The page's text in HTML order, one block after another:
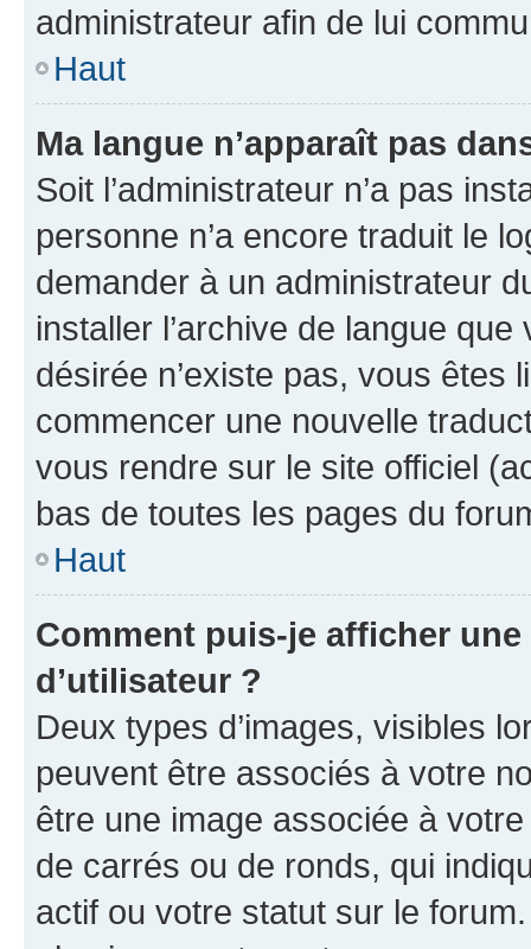
administrateur afin de lui
Haut
Ma langue n’apparaît pas
Soit l’administrateur n’a pas
personne n’a encore traduit le
demander à un administrateur
installer l’archive de langue
désirée n’existe pas, vous êtes
commencer une nouvelle
vous rendre sur le site officiel
bas de toutes les pages du
Haut
Comment puis-je afficher
d’utilisateur ?
Deux types d’images, visibles
peuvent être associés à votre
être une image associée à
de carrés ou de ronds, qui
actif ou votre statut sur le